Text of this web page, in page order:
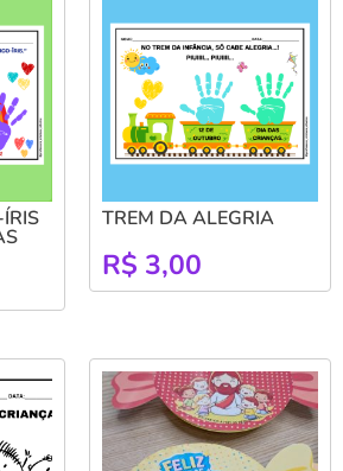
TREM DA ALEGRIA
R$ 3,00